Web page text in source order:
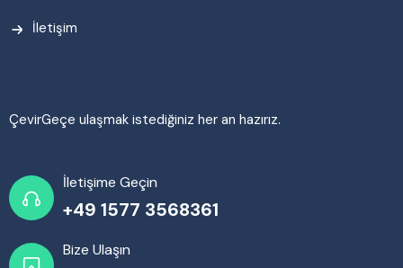
İletişim
ÇevirGeçe ulaşmak istediğiniz her an hazırız.
İletişime Geçin
+49 1577 3568361
Bize Ulaşın